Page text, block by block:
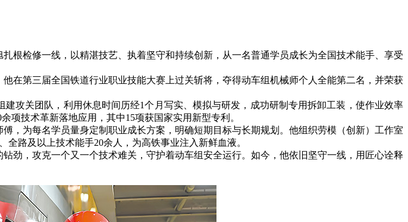
检修一线，以精湛技艺、执着坚守和持续创新，从一名普通学员成长为全国技术能手、享受
第三届全国铁道行业职业技能大赛上过关斩将，夺得动车组机械师个人全能第二名，并荣获
关团队，利用休息时间历经1个月写实、模拟与研发，成功研制专用拆卸工装，使作业效率
项技术革新落地应用，其中15项获国家实用新型专利。
为每名学员量身定制职业成长方案，明确短期目标与长期规划。他组织劳模（创新）工作室
路及以上技术能手20余人，为高铁事业注入新鲜血液。
，攻克一个又一个技术难关，守护着动车组安全运行。如今，他依旧坚守一线，用匠心诠释